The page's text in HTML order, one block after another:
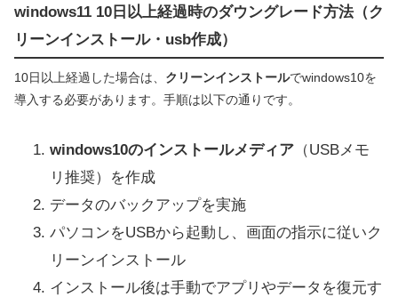
windows11 10日以上経過時のダウングレード方法（ク
リーンインストール・usb作成）
10日以上経過した場合は、 クリーンインストールでwindows10を
導入する必要があります。手順は以下の通りです。
windows10のインストールメディア （USBメモ
リ推奨）を作成
データのバックアップを実施
パソコンをUSBから起動し、画面の指示に従いク
リーンインストール
インストール後は手動でアプリやデータを復元す